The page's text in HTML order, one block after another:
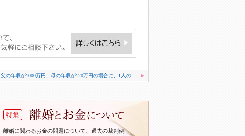
父の年収が1000万円、母の年収が120万円の場合に、1人の子どもが母と同居するケース
離婚に関わるお金の問題について、過去の裁判例